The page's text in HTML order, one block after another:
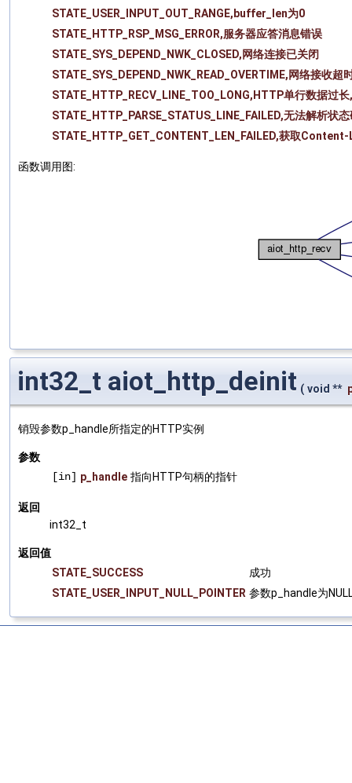
STATE_USER_INPUT_OUT_RANGE,buffer_len为0
STATE_HTTP_RSP_MSG_ERROR,服务器应答消息错误
STATE_SYS_DEPEND_NWK_CLOSED,网络连接已关闭
STATE_SYS_DEPEND_NWK_READ_OVERTIME,网络接收超
STATE_HTTP_RECV_LINE_TOO_LONG,HTTP单行数据过
STATE_HTTP_PARSE_STATUS_LINE_FAILED,无法解析状态
STATE_HTTP_GET_CONTENT_LEN_FAILED,获取
函数调用图:
int32_t aiot_http_deinit ( void **
销毁参数p_handle所指定的HTTP实例
参数
[in] p_handle 指向HTTP句柄的指针
返回
int32_t
返回值
STATE_SUCCESS
成功
STATE_USER_INPUT_NULL_POINTER 参数p_handle为